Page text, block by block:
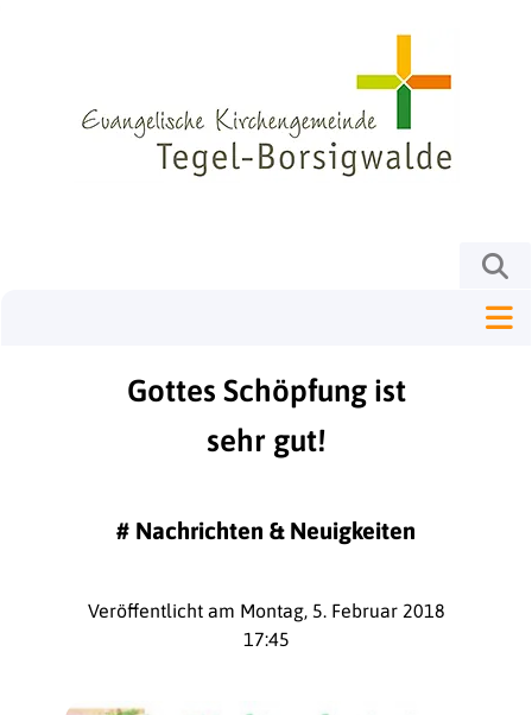
Gottes Schöpfung ist
sehr gut!
# Nachrichten & Neuigkeiten
Veröffentlicht am Montag, 5. Februar 2018
17:45